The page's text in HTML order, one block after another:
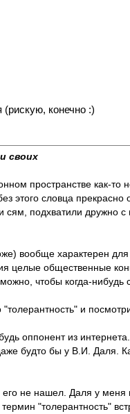
конечно :)
своих
пространстве как-
словца прекрасно
подхватили дружно
вообще характерен
целые общественные
чтобы когда-нибудь
и
оппонент из
будто бы у В.И. Даля.
не нашел. Даля у
"толерантность"